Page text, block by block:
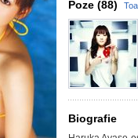
Poze (88)
Biografie